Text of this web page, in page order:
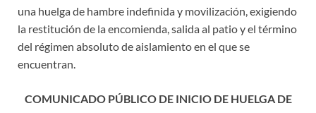
una huelga de hambre indefinida y movilización, exigiendo
la restitución de la encomienda, salida al patio y el término
del régimen absoluto de aislamiento en el que se
encuentran.
COMUNICADO PÚBLICO DE INICIO DE HUELGA DE